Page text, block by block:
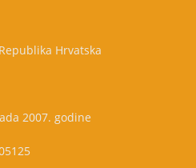
Hrvatska
2007. godine